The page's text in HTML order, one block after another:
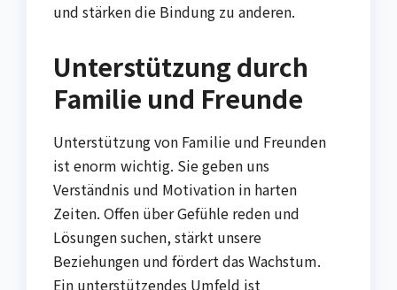
und stärken die Bindung zu anderen.
Unterstützung durch
Familie und Freunde
Unterstützung von Familie und Freunden
ist enorm wichtig. Sie geben uns
Verständnis und Motivation in harten
Zeiten. Offen über Gefühle reden und
Lösungen suchen, stärkt unsere
Beziehungen und fördert das Wachstum.
Ein unterstützendes Umfeld ist